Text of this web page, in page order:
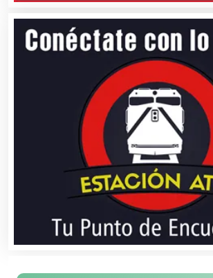
Avaluos
Balnearios
Bancos
Banquetes
Bares y Cantinas